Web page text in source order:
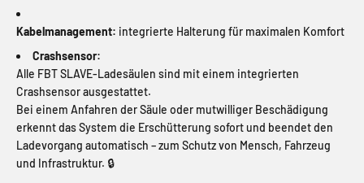
Kabelmanagement: integrierte Halterung für maximalen Komfort
Crashsensor:
Alle FBT SLAVE-Ladesäulen sind mit einem integrierten
Crashsensor ausgestattet.
Bei einem Anfahren der Säule oder mutwilliger Beschädigung
erkennt das System die Erschütterung sofort und beendet den
Ladevorgang automatisch – zum Schutz von Mensch, Fahrzeug
und Infrastruktur. 🔒